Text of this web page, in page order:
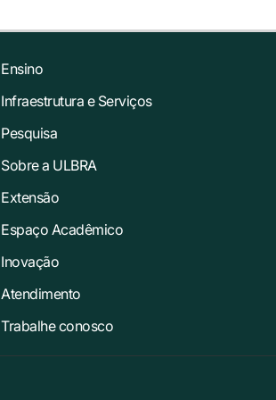
Ensino
Infraestrutura e Serviços
Pesquisa
Sobre a ULBRA
Extensão
Espaço Acadêmico
Inovação
Atendimento
Trabalhe conosco